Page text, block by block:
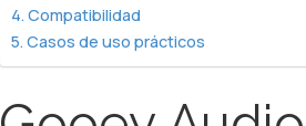
Compatibilidad
Casos de uso prácticos